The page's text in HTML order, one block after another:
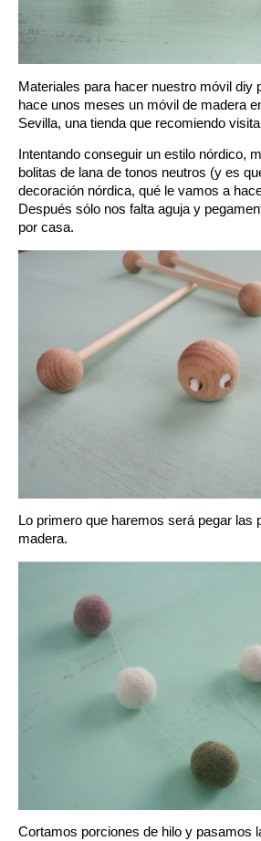
Materiales para hacer nuestro móvil diy
hace unos meses un móvil de madera
Sevilla, una tienda que recomiendo
Intentando conseguir un estilo nórdico,
bolitas de lana de tonos neutros (y es
decoración nórdica, qué le vamos a
Después sólo nos falta aguja y
por casa.
Lo primero que haremos será pegar las
madera.
Cortamos porciones de hilo y pasamos